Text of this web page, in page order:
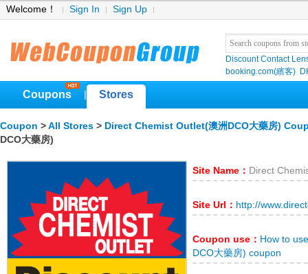
Welcome！ Sign In Sign Up
Discount Contact
booking.com(繽客)
Coupons Stores
Coupon > All Stores > Direct Chemist Outlet(澳洲DCO大藥房)
DCO大藥房)
Site Name： Direct
Site Url： http://
Coupon use： How to
DCO大藥房) coupon